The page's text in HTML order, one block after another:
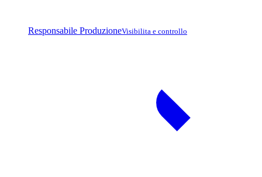
Responsabile ProduzioneVisibilita e controllo